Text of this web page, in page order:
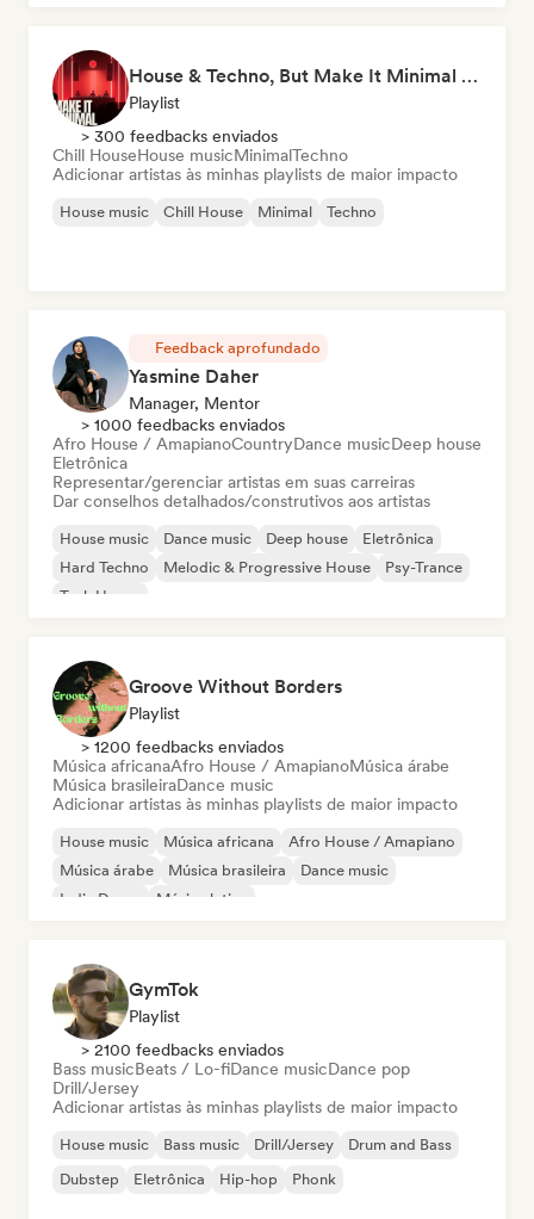
House & Techno, But Make It Minimal 🎚️ Tech House & Melodic Grooves
Playlist
> 300 feedbacks enviados
Chill HouseHouse musicMinimalTechno
Adicionar artistas às minhas playlists de maior impacto
House music Chill House Minimal Techno
Feedback aprofundado
Yasmine Daher
Manager, Mentor
> 1000 feedbacks enviados
Afro House / AmapianoCountryDance musicDeep house
Eletrônica
Representar/gerenciar artistas em suas carreiras
Dar conselhos detalhados/construtivos aos artistas
House music Dance music Deep house
Eletrônica
Hard Techno
Melodic & Progressive House
Psy-Trance
Tech House
Groove Without Borders
Playlist
> 1200 feedbacks enviados
Música africanaAfro House / AmapianoMúsica árabe
Música brasileiraDance music
Adicionar artistas às minhas playlists de maior impacto
House music Música africana
Afro House / Amapiano
Música árabe
Música brasileira
Dance music
Indie Dance
Música latina
GymTok
Playlist
> 2100 feedbacks enviados
Bass musicBeats / Lo-fiDance musicDance pop
Drill/Jersey
Adicionar artistas às minhas playlists de maior impacto
House music Bass music Drill/Jersey
Drum and Bass
Dubstep
Eletrônica Hip-hop Phonk